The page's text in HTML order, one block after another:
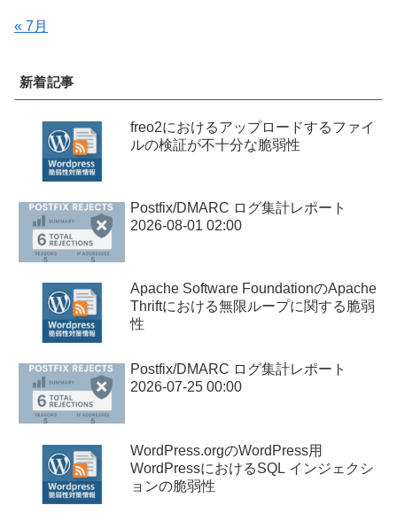
« 7月
新着記事
freo2におけるアップロードするファイ
ルの検証が不十分な脆弱性
Postfix/DMARC ログ集計レポート
2026-08-01 02:00
Apache Software FoundationのApache
Thriftにおける無限ループに関する脆弱
性
Postfix/DMARC ログ集計レポート
2026-07-25 00:00
WordPress.orgのWordPress用
WordPressにおけるSQL インジェクシ
ョンの脆弱性